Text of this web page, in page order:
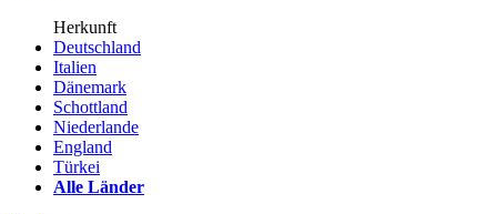
Herkunft
Deutschland
Italien
Dänemark
Schottland
Niederlande
England
Türkei
Alle Länder